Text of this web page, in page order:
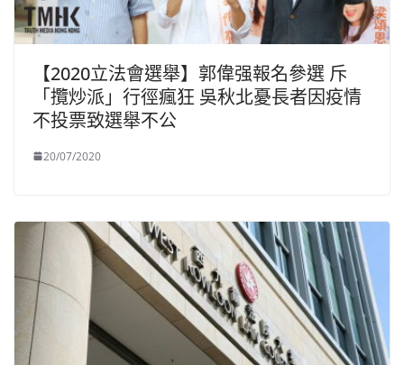
【2020立法會選舉】郭偉强報名參選 斥
「攬炒派」行徑瘋狂 吳秋北憂長者因疫情
不投票致選舉不公
20/07/2020